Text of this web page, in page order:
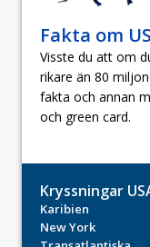
Fakta om
Visste du att om
rikare än 80
fakta och annan
och green card.
Kryssningar
Karibien
New York